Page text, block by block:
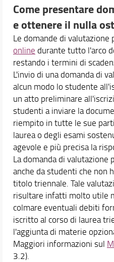
Come presentare
e ottenere il nulla
Le domande di
online durante tutto l'arco
restando i termini di
L'invio di una domanda di
alcun modo lo studente
un atto preliminare
studenti a inviare la
riempito in tutte le sue
laurea o degli esami
agevole e più precisa la
La domanda di valutazione
anche da studenti che non
titolo triennale. Tale
risultare infatti molto utile
colmare eventuali debiti
iscritto al corso di laurea
l'aggiunta di materie
Maggiori informazioni sul
3.2).